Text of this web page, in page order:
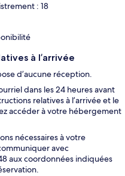
: 18
à l’arrivée
d’aucune réception.
dans les 24 heures avant
relatives à l’arrivée et le
accéder à votre hébergement
nécessaires à votre
avec
aux coordonnées indiquées